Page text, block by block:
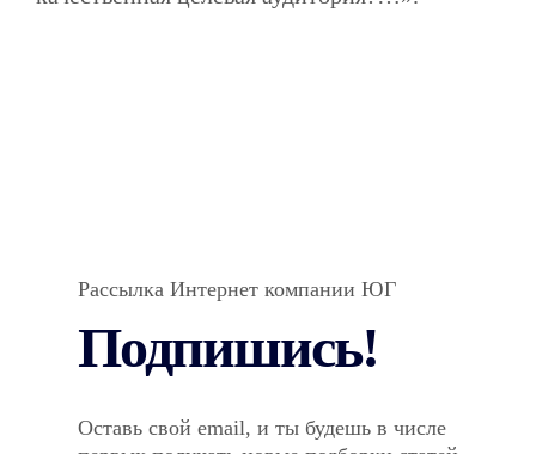
Рассылка Интернет компании ЮГ
Подпишись!
Оставь свой email, и ты будешь в числе